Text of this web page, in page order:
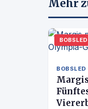
Mehr
BOBSLED
BOBSLED